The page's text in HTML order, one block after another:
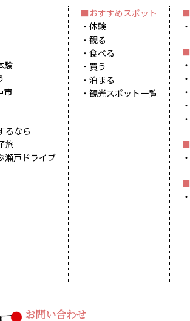
験
市
るなら
旅
瀬戸ドライブ
おすすめスポット
体験
観る
食べる
買う
泊まる
観光スポット一覧